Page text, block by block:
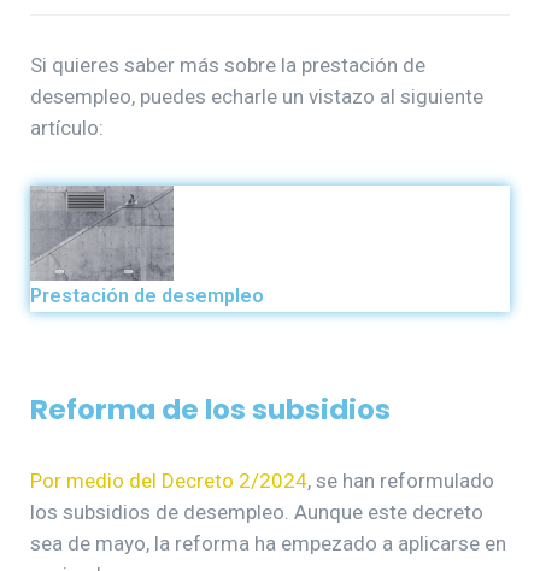
Si quieres saber más sobre la prestación de
desempleo, puedes echarle un vistazo al siguiente
artículo:
Prestación de desempleo
Reforma de los subsidios
Por medio del Decreto 2/2024, se han reformulado
los subsidios de desempleo. Aunque este decreto
sea de mayo, la reforma ha empezado a aplicarse en